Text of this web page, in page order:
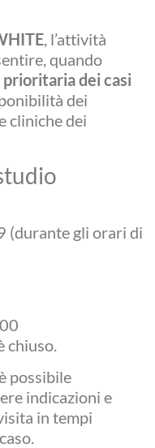
, l’attività
quando
prioritaria dei casi
dei
cliniche dei
(durante gli orari di
chiuso.
possibile
indicazioni e
in tempi